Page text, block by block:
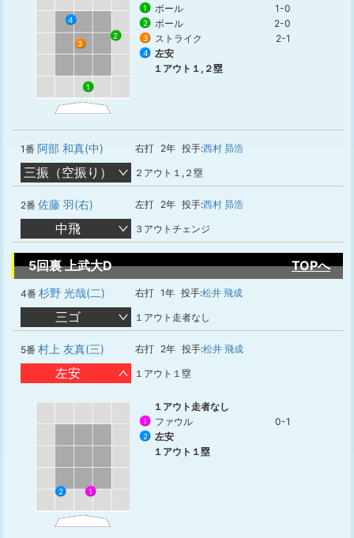
1
2
3
4
1 ボール 1-0
2 ボール 2-0
3 ストライク 2-1
4
左安
１アウト１,２塁
1番 阿部 和真(中) 右打 2年 投手:西村 昴浩
三振（空振り） ２アウト１,２塁
2番 佐藤 羽(右) 左打 2年 投手:西村 昴浩
中飛 ３アウトチェンジ
5回裏 上武大D TOPへ
4番 杉野 光哉(二) 右打 1年 投手:松井 飛成
三ゴ １アウト走者なし
5番 村上 友真(三) 右打 2年 投手:松井 飛成
左安 １アウト１塁
1
2
１アウト走者なし
1 ファウル 0-1
2
左安
１アウト１塁